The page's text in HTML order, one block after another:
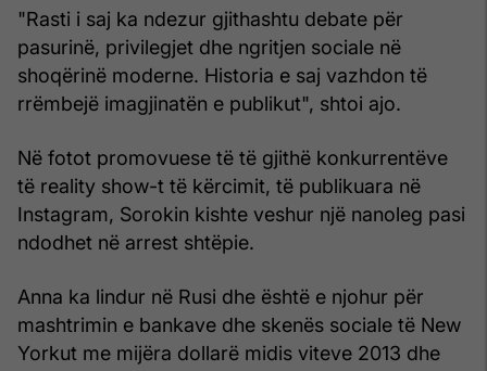
"Rasti i saj ka ndezur gjithashtu debate për
pasurinë, privilegjet dhe ngritjen sociale në
shoqërinë moderne. Historia e saj vazhdon të
rrëmbejë imagjinatën e publikut", shtoi ajo.
Në fotot promovuese të të gjithë konkurrentëve
të reality show-t të kërcimit, të publikuara në
Instagram, Sorokin kishte veshur një nanoleg pasi
ndodhet në arrest shtëpie.
Anna ka lindur në Rusi dhe është e njohur për
mashtrimin e bankave dhe skenës sociale të New
Yorkut me mijëra dollarë midis viteve 2013 dhe